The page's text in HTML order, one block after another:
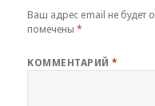
Ваш адрес email не будет
помечены*
КОММЕНТАРИЙ*